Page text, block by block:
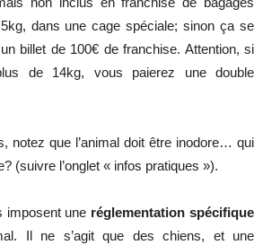
dans une cage spéciale; sinon ça se
billet de 100€ de franchise. Attention, si
de 14kg, vous paierez une double
notez que l’animal doit être inodore… qui
(suivre l’onglet « infos pratiques »).
imposent une réglementation spécifique
Il ne s’agit que des chiens, et une